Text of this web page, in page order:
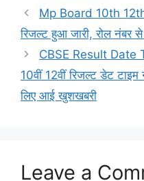
Mp Board 10th 12th
रिजल्ट हुआ जारी, रोल नंबर
CBSE Result Date
10वीं 12वीं रिजल्ट डेट
लिए आई खुशखबरी
Leave a